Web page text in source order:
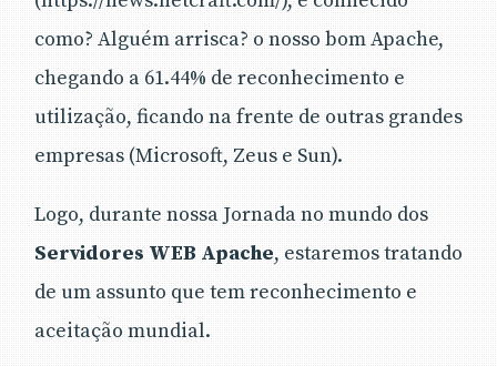
como? Alguém arrisca? o nosso bom Apache,
chegando a 61.44% de reconhecimento e
utilização, ficando na frente de outras grandes
empresas (Microsoft, Zeus e Sun).
Logo, durante nossa Jornada no mundo dos
Servidores WEB Apache, estaremos tratando
de um assunto que tem reconhecimento e
aceitação mundial.